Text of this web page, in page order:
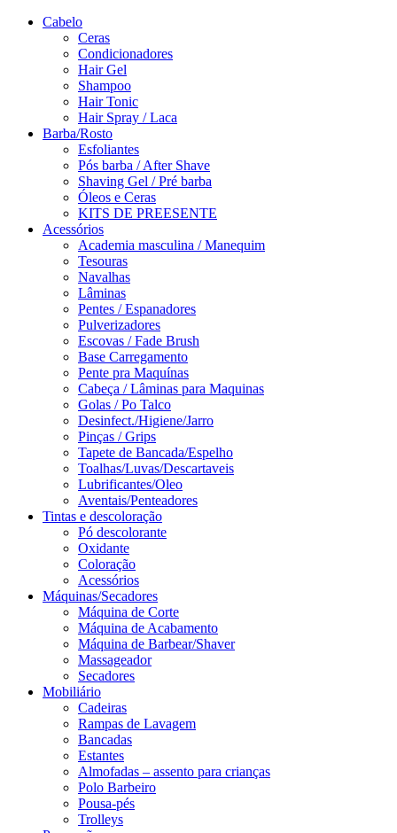
Cabelo
Ceras
Condicionadores
Hair Gel
Shampoo
Hair Tonic
Hair Spray / Laca
Barba/Rosto
Esfoliantes
Pós barba / After Shave
Shaving Gel / Pré barba
Óleos e Ceras
KITS DE PREESENTE
Acessórios
Academia masculina / Manequim
Tesouras
Navalhas
Lâminas
Pentes / Espanadores
Pulverizadores
Escovas / Fade Brush
Base Carregamento
Pente pra Maquínas
Cabeça / Lâminas para Maquinas
Golas / Po Talco
Desinfect./Higiene/Jarro
Pinças / Grips
Tapete de Bancada/Espelho
Toalhas/Luvas/Descartaveis
Lubrificantes/Oleo
Aventais/Penteadores
Tintas e descoloração
Pó descolorante
Oxidante
Coloração
Acessórios
Máquinas/Secadores
Máquina de Corte
Máquina de Acabamento
Máquina de Barbear/Shaver
Massageador
Secadores
Mobiliário
Cadeiras
Rampas de Lavagem
Bancadas
Estantes
Almofadas – assento para crianças
Polo Barbeiro
Pousa-pés
Trolleys